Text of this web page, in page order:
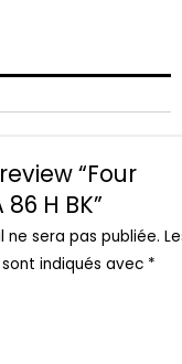
“Four
86 H BK”
sera pas publiée.
indiqués avec *